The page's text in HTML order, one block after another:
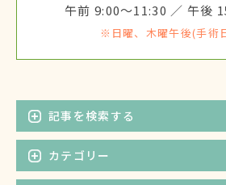
午前 9:00～11:30 ／ 午後
※日曜、木曜午後(手術
記事を検索する
カテゴリー